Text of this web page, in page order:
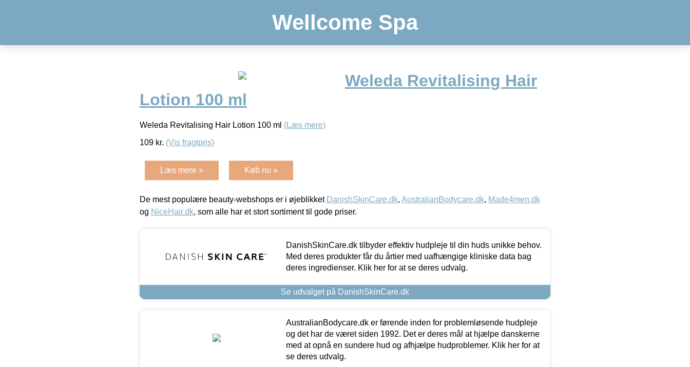
Wellcome Spa
Weleda Revitalising Hair
Lotion 100 ml
Weleda Revitalising Hair Lotion 100 ml (Læs mere)
109 kr. (Vis fragtpris)
Læs mere » Køb nu »
De mest populære beauty-webshops er i øjeblikket DanishSkinCare.dk, AustralianBodycare.dk, Made4men.dk
og NiceHair.dk, som alle har et stort sortiment til gode priser.
DanishSkinCare.dk tilbyder effektiv hudpleje til din huds unikke behov.
Med deres produkter får du årtier med uafhængige kliniske data bag
deres ingredienser. Klik her for at se deres udvalg.
Se udvalget på DanishSkinCare.dk
AustralianBodycare.dk er førende inden for problemløsende hudpleje
og det har de været siden 1992. Det er deres mål at hjælpe danskerne
med at opnå en sundere hud og afhjælpe hudproblemer. Klik her for at
se deres udvalg.